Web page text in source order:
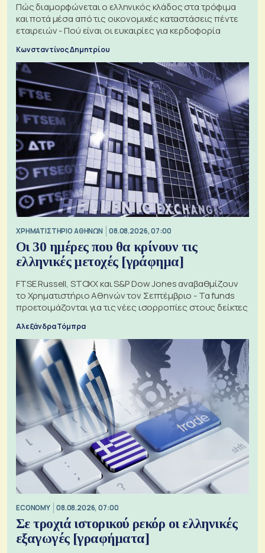
Πώς διαμορφώνεται ο ελληνικός κλάδος στα τρόφιμα
και ποτά μέσα από τις οικονομικές καταστάσεις πέντε
εταιρειών - Πού είναι οι ευκαιρίες για κερδοφορία
Κωνσταντίνος Δημητρίου
XΡΗΜΑΤΙΣΤΗΡΙΟ ΑΘΗΝΩΝ 08.08.2026, 07:00
Οι 30 ημέρες που θα κρίνουν τις
ελληνικές μετοχές [γράφημα]
FTSE Russell, STOXX και S&P Dow Jones αναβαθμίζουν
το Χρηματιστήριο Αθηνών τον Σεπτέμβριο - Τα funds
προετοιμάζονται για τις νέες ισορροπίες στους δείκτες
Αλεξάνδρα Τόμπρα
ECONOMY 08.08.2026, 07:00
Σε τροχιά ιστορικού ρεκόρ οι ελληνικές
εξαγωγές [γραφήματα]